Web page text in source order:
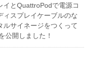
イとQuattroPodで電源コ
ィスプレイケーブルのな
ルサイネージをつくって
公開しました！